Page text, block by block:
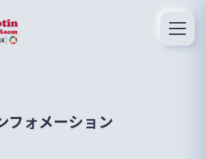
フォメーション